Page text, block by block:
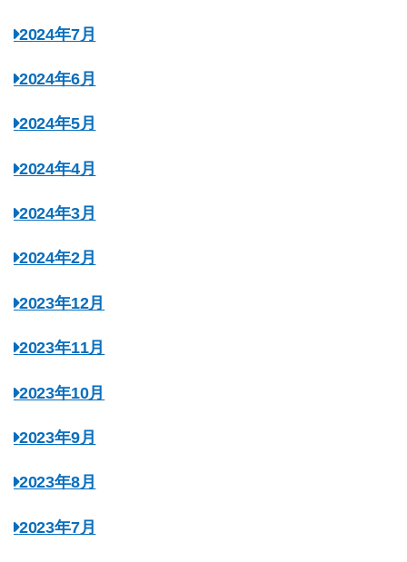
2024年7月
2024年6月
2024年5月
2024年4月
2024年3月
2024年2月
2023年12月
2023年11月
2023年10月
2023年9月
2023年8月
2023年7月